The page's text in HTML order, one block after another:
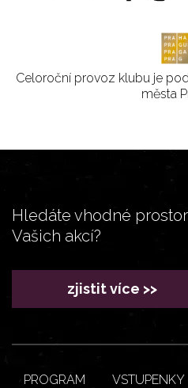
Celoroční provoz klubu je
města
Hledáte vhodné
Vašich akcí?
zjistit více >>
PROGRAM
VSTUPENKY